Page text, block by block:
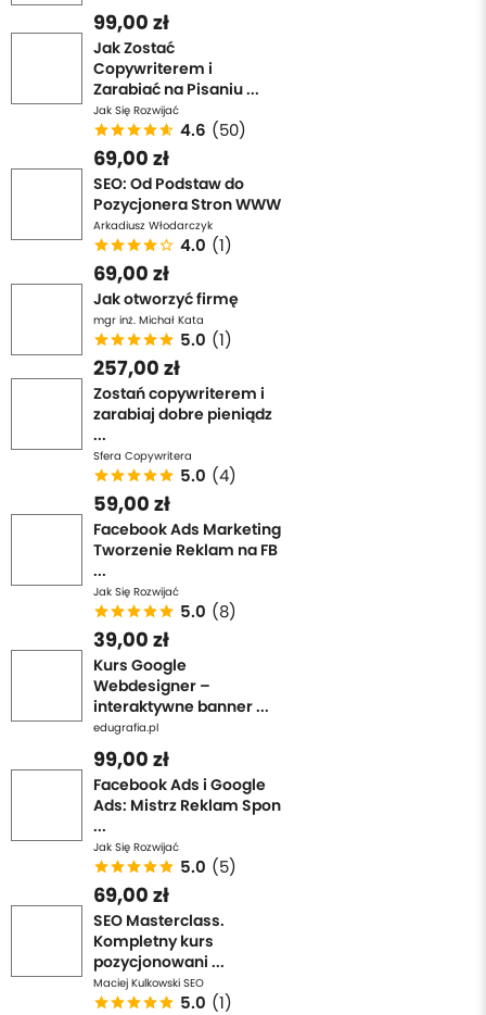
99,00 zł
Jak Zostać
Copywriterem i
Zarabiać na Pisaniu ...
Jak Się Rozwijać
4.6 (50)
69,00 zł
SEO: Od Podstaw do
Pozycjonera Stron WWW
Arkadiusz Włodarczyk
4.0 (1)
69,00 zł
Jak otworzyć firmę
mgr inż. Michał Kata
5.0 (1)
257,00 zł
Zostań copywriterem i
zarabiaj dobre pieniądz
...
Sfera Copywritera
5.0 (4)
59,00 zł
Facebook Ads Marketing
Tworzenie Reklam na FB
...
Jak Się Rozwijać
5.0 (8)
39,00 zł
Kurs Google
Webdesigner –
interaktywne banner ...
edugrafia.pl
99,00 zł
Facebook Ads i Google
Ads: Mistrz Reklam Spon
...
Jak Się Rozwijać
5.0 (5)
69,00 zł
SEO Masterclass.
Kompletny kurs
pozycjonowani ...
Maciej Kulkowski SEO
5.0 (1)